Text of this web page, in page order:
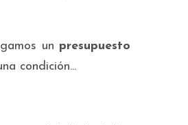
un presupuesto
condición...